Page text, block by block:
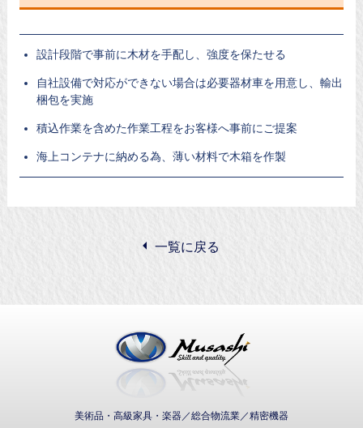
設計段階で事前に木材を手配し、強度を保たせる
自社設備で対応ができない場合は必要器材車を用意し、輸出
梱包を実施
積込作業を含めた作業工程をお客様へ事前にご提案
海上コンテナに納める為、薄い材料で木箱を作製
一覧に戻る
美術品・高級家具・楽器／総合物流業／精密機器